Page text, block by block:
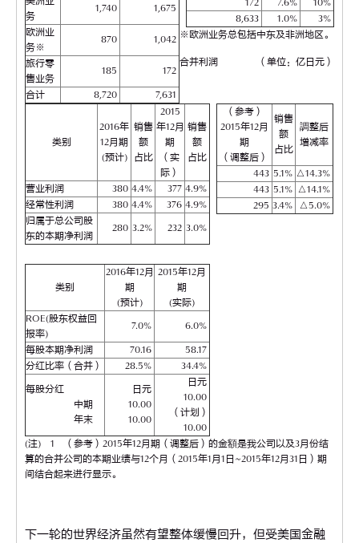
务
1,740 1,675
欧洲业
务※
870 1,042
旅行零
售业务
185 172
合计 8,720 7,631
172 7.6%
10%
8,633
1.0%
3%
※欧洲业务总包括中东及非洲地区。
合并利润 （单位：亿日元）
类别
2016年
12月期
(预计)
销售
额
占比
2015
年12月
期
（实
际）
销售
额
占比
营业利润 380 4.4% 377 4.9%
经常性利润
380 4.4% 376 4.9%
归属于总公司股
东的本期净利润
280 3.2% 232 3.0%
（参考）
2015年12月
期
（调整后）
销售
额
占比
調整后
增减率
443 5.1% △14.3%
443 5.1% △14.1%
295 3.4% △5.0%
类别
2016年12月
期
(预计)
2015年12月
期
(实际)
ROE(股东权益回
报率)
7.0% 6.0%
每股本期净利润 70.16
58.17
分红比率（合并）
28.5% 34.4%
每股分红
中期
年末
日元
10.00
10.00
日元
10.00
（计划）
10.00
(注) 1 （参考）2015年12月期（调整后）的金額是我公司以及3月份结
算的合并公司的本期业绩与12个月（2015年1月1日~2015年12月31日）期
间结合起来进行显示。
下一轮的世界经济虽然有望整体缓慢回升，但受美国金融